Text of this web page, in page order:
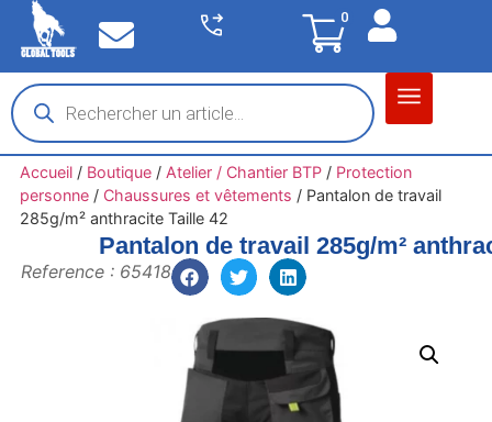
0
Accueil/ Boutique/ Atelier / Chantier BTP/ Protection
personne/ Chaussures et vêtements / Pantalon de travail
285g/m² anthracite Taille 42
Pantalon de travail 285g/m²
Reference : 65418